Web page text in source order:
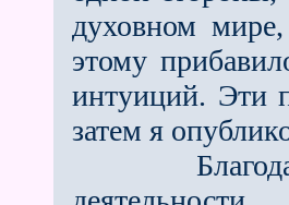
духовном
этому
интуиций. Эти
затем я
Благодаря